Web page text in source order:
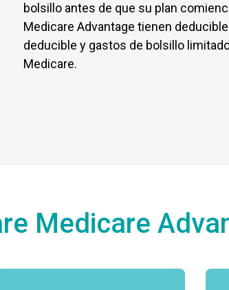
bolsillo antes de que su plan
Medicare Advantage tienen
deducible y gastos de bolsillo
Medicare.
Medicare